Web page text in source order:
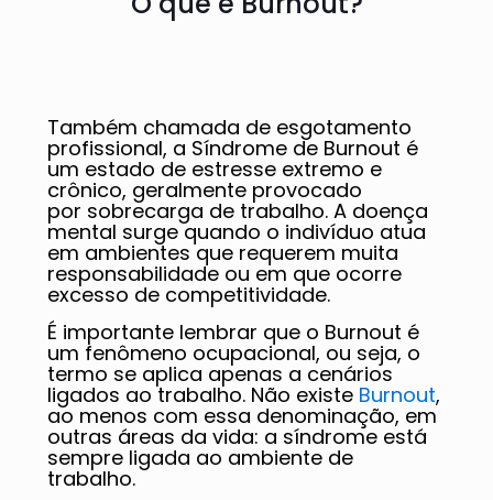
Também chamada de esgotamento
profissional, a Síndrome de Burnout é
um estado de estresse extremo e
crônico, geralmente provocado
por sobrecarga de trabalho. A doença
mental surge quando o indivíduo atua
em ambientes que requerem muita
responsabilidade ou em que ocorre
excesso de competitividade.
É importante lembrar que o Burnout é
um fenômeno ocupacional, ou seja, o
termo se aplica apenas a cenários
ligados ao trabalho. Não existe Burnout,
ao menos com essa denominação, em
outras áreas da vida: a síndrome está
sempre ligada ao ambiente de
trabalho.